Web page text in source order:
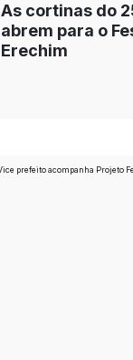
As cortinas do
abrem para o
Erechim